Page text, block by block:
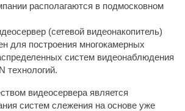
располагаются в подмосковном
(сетевой видеонакопитель)
для построения многокамерных
систем видеонаблюдения
технологий.
видеосервера является
систем слежения на основе уже